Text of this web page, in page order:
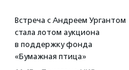
Встреча с Андреем Ургантом
стала лотом аукциона
в поддержку фонда
«Бумажная птица»